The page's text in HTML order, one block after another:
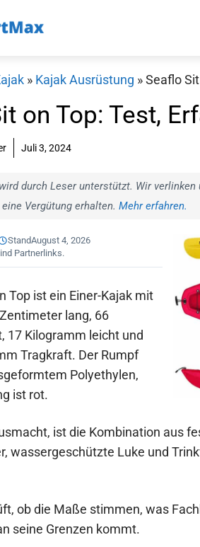
» Kajak Ausrüstung »Seaflo
on Top: Test,
Juli 3, 2024
durch Leser unterstützt. Wir
Vergütung erhalten. Mehr erfahren.
StandAugust 4, 2026
Partnerlinks.
Top ist ein Einer-Kajak mit
lang, 66
17 Kilogramm leicht und
Tragkraft. Der Rumpf
Polyethylen,
ist rot.
ist die Kombination aus
wassergeschützte Luke und
ob die Maße stimmen, was
seine Grenzen kommt.